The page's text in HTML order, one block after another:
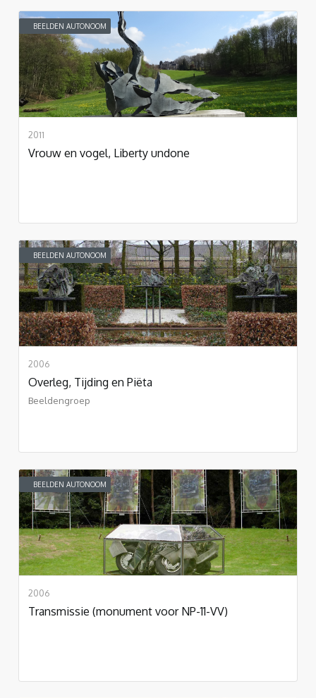
BEELDEN AUTONOOM
2011
Vrouw en vogel, Liberty undone
BEELDEN AUTONOOM
2006
Overleg, Tijding en Piëta
Beeldengroep
BEELDEN AUTONOOM
2006
Transmissie (monument voor NP-11-VV)